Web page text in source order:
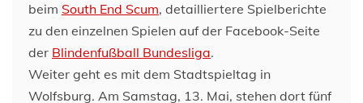
beim South End Scum, detailliertere Spielberichte
zu den einzelnen Spielen auf der Facebook-Seite
der Blindenfußball Bundesliga.
Weiter geht es mit dem Stadtspieltag in
Wolfsburg. Am Samstag, 13. Mai, stehen dort fünf